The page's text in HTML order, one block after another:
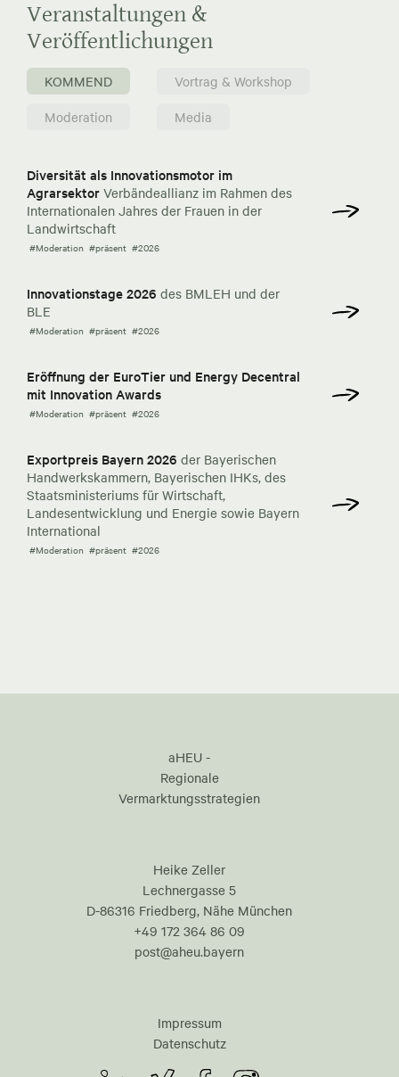
Veranstaltungen &
Veröffentlichungen
KOMMEND
Vortrag & Workshop
Moderation
Media
Diversität als Innovationsmotor im
Agrarsektor Verbändeallianz im Rahmen des
Internationalen Jahres der Frauen in der
Landwirtschaft
#Moderation #präsent #2026
Innovationstage 2026 des BMLEH und der
BLE
#Moderation #präsent #2026
Eröffnung der EuroTier und Energy Decentral
mit Innovation Awards
#Moderation #präsent #2026
Exportpreis Bayern 2026 der Bayerischen
Handwerkskammern, Bayerischen IHKs, des
Staatsministeriums für Wirtschaft,
Landesentwicklung und Energie sowie Bayern
International
#Moderation #präsent #2026
aHEU -
Regionale
Vermarktungsstrategien
Heike Zeller
Lechnergasse 5
D-86316 Friedberg, Nähe München
+49 172 364 86 09
post@aheu.bayern
Impressum
Datenschutz